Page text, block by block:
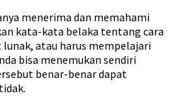
menerima dan memahami
kata-kata belaka tentang cara
atau harus mempelajari
bisa menemukan sendiri
benar-benar dapat